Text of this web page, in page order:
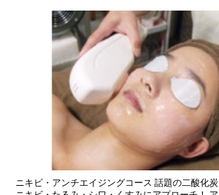
ニキビ・アンチエイジングコース 話題の二酸化炭